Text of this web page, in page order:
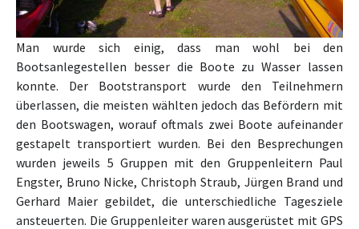
Man wurde sich einig, dass man wohl bei den
Bootsanlegestellen besser die Boote zu Wasser lassen
konnte. Der Bootstransport wurde den Teilnehmern
überlassen, die meisten wählten jedoch das Befördern mit
den Bootswagen, worauf oftmals zwei Boote aufeinander
gestapelt transportiert wurden. Bei den Besprechungen
wurden jeweils 5 Gruppen mit den Gruppenleitern Paul
Engster, Bruno Nicke, Christoph Straub, Jürgen Brand und
Gerhard Maier gebildet, die unterschiedliche Tagesziele
ansteuerten. Die Gruppenleiter waren ausgerüstet mit GPS